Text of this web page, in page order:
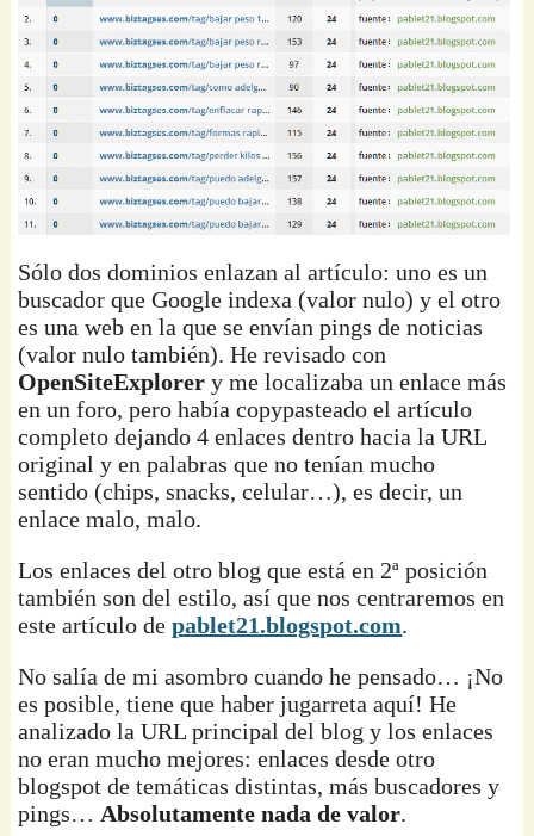
Sólo dos dominios enlazan al artículo: uno es un
buscador que Google indexa (valor nulo) y el otro
es una web en la que se envían pings de noticias
(valor nulo también). He revisado con
OpenSiteExplorer y me localizaba un enlace más
en un foro, pero había copypasteado el artículo
completo dejando 4 enlaces dentro hacia la URL
original y en palabras que no tenían mucho
sentido (chips, snacks, celular…), es decir, un
enlace malo, malo.
Los enlaces del otro blog que está en 2ª posición
también son del estilo, así que nos centraremos en
este artículo depablet21.blogspot.com.
No salía de mi asombro cuando he pensado… ¡No
es posible, tiene que haber jugarreta aquí! He
analizado la URL principal del blog y los enlaces
no eran mucho mejores: enlaces desde otro
blogspot de temáticas distintas, más buscadores y
pings…Absolutamente nada de valor.